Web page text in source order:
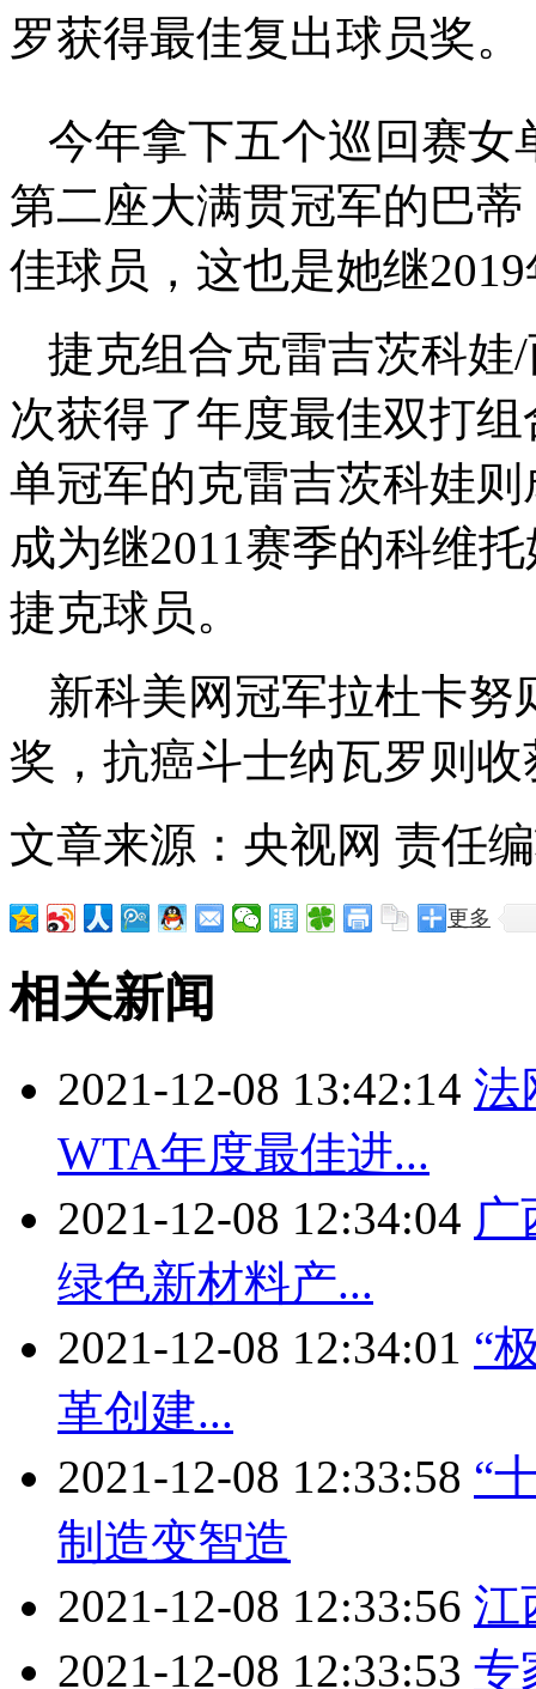
罗获得最佳复出球员奖。
今年拿下五个巡回赛女
第二座大满贯冠军的巴
佳球员，这也是她继
捷克组合克雷吉茨科娃
次获得了年度最佳双打
单冠军的克雷吉茨科娃
成为继2011赛季的科维
捷克球员。
新科美网冠军拉杜卡
奖，抗癌斗士纳瓦罗则
文章来源：央视网 责任
更多
相关新闻
2021-12-08 13:42:14 法
WTA年度最佳进...
2021-12-08 12:34:04 广
绿色新材料产...
2021-12-08 12:34:01 “
革创建...
2021-12-08 12:33:58 “
制造变智造
2021-12-08 12:33:56 江
2021-12-08 12:33:53 专